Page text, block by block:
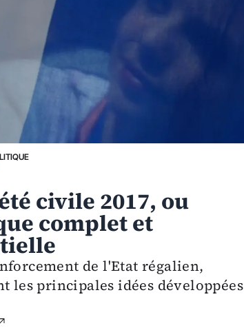
civile 2017, ou
complet et
de l'Etat régalien,
les principales idées développées